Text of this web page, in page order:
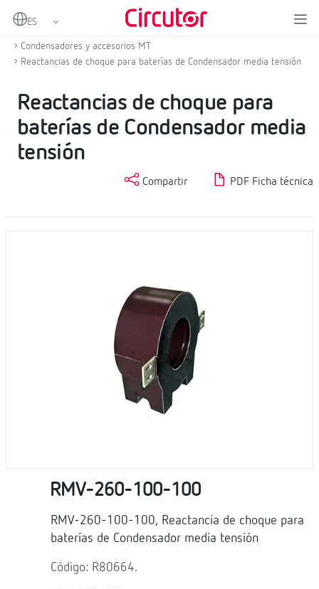
Home
Condensadores y accesorios MT
Reactancias de choque para baterías de Condensador media tensión
Reactancias de choque para
baterías de Condensador media
tensión
Compartir PDF Ficha técnica
RMV-260-100-100
RMV-260-100-100, Reactancia de choque para
baterías de Condensador media tensión
Código: R80664.